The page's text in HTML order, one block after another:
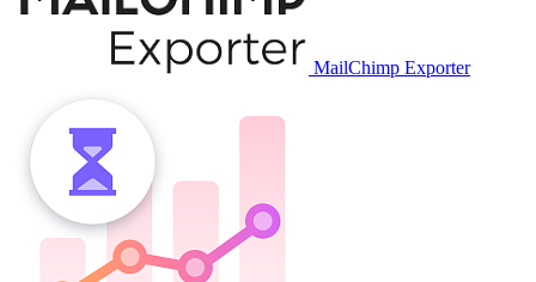
MailChimp Exporter